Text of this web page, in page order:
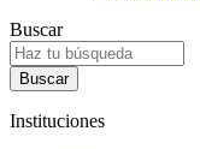
Buscar
Instituciones